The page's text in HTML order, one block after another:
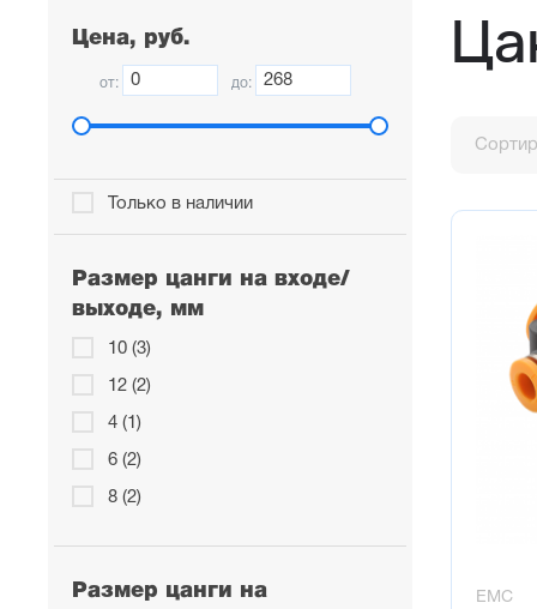
Цена, руб.
от: до:
Только в наличии
Размер цанги на входе/
выходе, мм
10 (3)
12 (2)
4 (1)
6 (2)
8 (2)
Размер цанги на
EMC